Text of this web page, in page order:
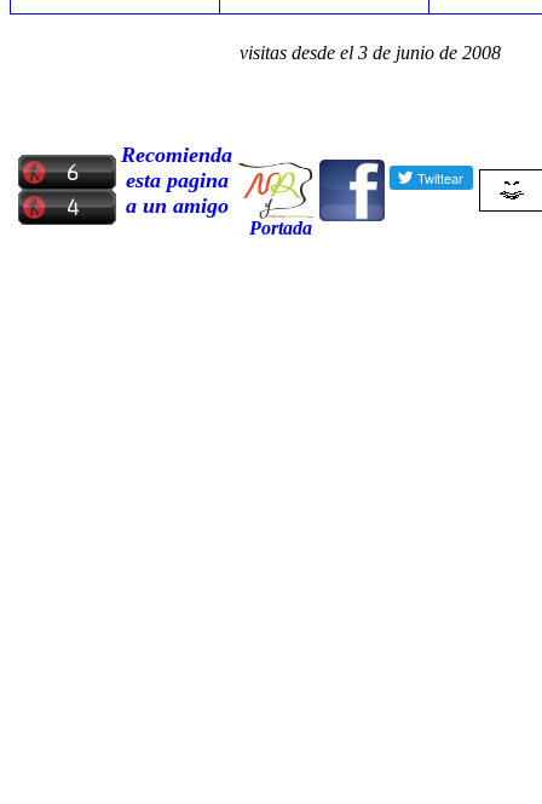
visitas desde el 3 de junio de 2008
Recomienda
esta pagina
a un amigo
Portada